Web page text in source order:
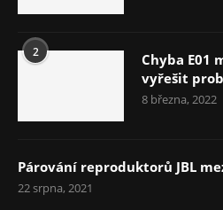
2
Chyba E01
vyřešit
8 března, 2022
Párování reproduktorů JBL
22 srpna, 2021